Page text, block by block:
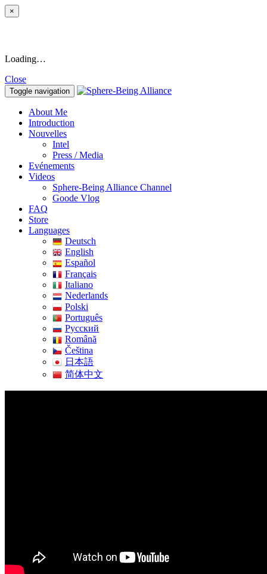
×
Loading…
Close
Toggle navigation
About Me
Introduction
Nouvelles
Intel
Press / Media
Evénements
Videos
Sphere-Being Alliance Channel
Goode Vlog
FAQ
Store
Languages
Deutsch
English
Español
Français
Italiano
Nederlands
Polski
Português
Pусский
Română
Čeština
日本語
简体中文